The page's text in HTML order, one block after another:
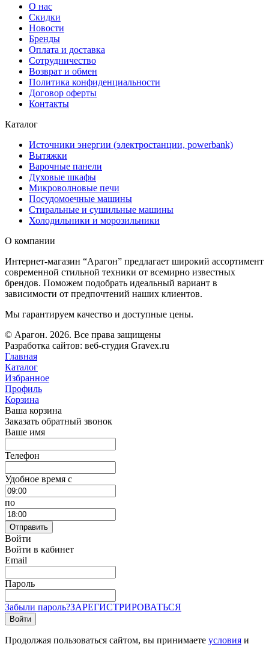
О нас
Скидки
Новости
Бренды
Оплата и доставка
Сотрудничество
Возврат и обмен
Политика конфиденциальности
Договор оферты
Контакты
Каталог
Источники энергии (электростанции, powerbank)
Вытяжки
Варочные панели
Духовые шкафы
Микроволновые печи
Посудомоечные машины
Стиральные и сушильные машины
Холодильники и морозильники
О компании
Интернет-магазин “Арагон” предлагает широкий ассортимент
современной стильной техники от всемирно известных
брендов. Поможем подобрать идеальный вариант в
зависимости от предпочтений наших клиентов.
Мы гарантируем качество и доступные цены.
© Арагон. 2026. Все права защищены
Разработка сайтов: веб-студия Gravex.ru
Главная
Каталог
Избранное
Профиль
Корзина
Ваша корзина
Заказать обратный звонок
Ваше имя
Телефон
Удобное время c
по
Отправить
Войти
Войти в кабинет
Email
Пароль
Забыли пароль?ЗАРЕГИСТРИРОВАТЬСЯ
Войти
Продолжая пользоваться сайтом, вы принимаете условия и